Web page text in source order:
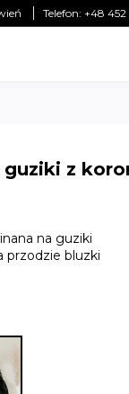
Telefon: +48 452
z
na guziki
przodzie bluzki